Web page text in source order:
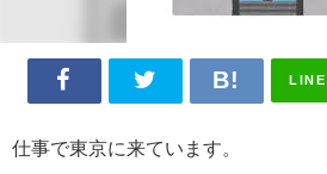
LINE
仕事で東京に来ています。